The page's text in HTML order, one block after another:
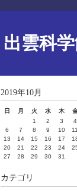
出雲科
2019年10月
日 月 火 水 木
1
2 3 4
6
7 8 9 10 11
13
14 15 16 17
20
21 22 23 24
27
28 29 30 31
カテゴリ